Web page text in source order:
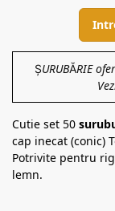
ȘURUBĂRIE
Cutie set 50
cap inecat (conic)
Potrivite pentru
lemn.